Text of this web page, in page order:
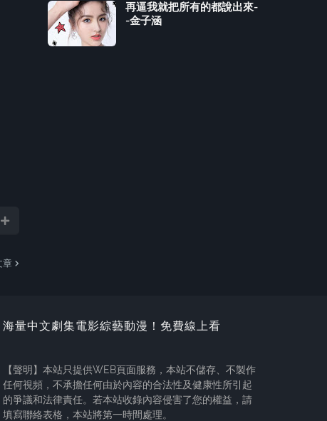
章
再逼我就把所有的都說出來-
-金子涵
海量中文劇集電影綜藝動漫！免費線上看
【聲明】本站只提供WEB頁面服務，本站不儲存、不製作
任何視頻，不承擔任何由於內容的合法性及健康性所引起
的爭議和法律責任。若本站收錄內容侵害了您的權益，請
填寫聯絡表格，本站將第一時間處理。